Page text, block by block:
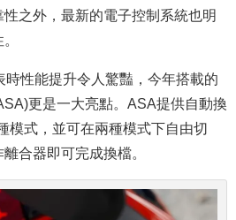
之外，最新的電子控制系統也明
時性能提升令人驚豔，今年搭載的
更是一大亮點。ASA提供自動換
模式，並可在兩種模式下自由切
合器即可完成換檔。